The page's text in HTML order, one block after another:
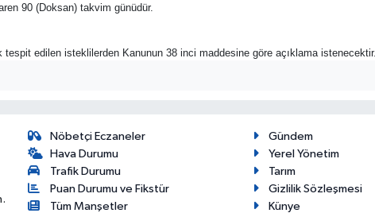
90 (Doksan) takvim günüdür.
tespit edilen isteklilerden Kanunun 38 inci maddesine göre açıklama istenecektir.
Nöbetçi Eczaneler
Hava Durumu
Trafik Durumu
Puan Durumu ve Fikstür
Tüm Manşetler
Gündem
Yerel Yönetim
Tarım
Gizlilik Sözleşmesi
Künye